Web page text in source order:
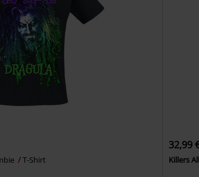
T-Shirt
32,99
Killers